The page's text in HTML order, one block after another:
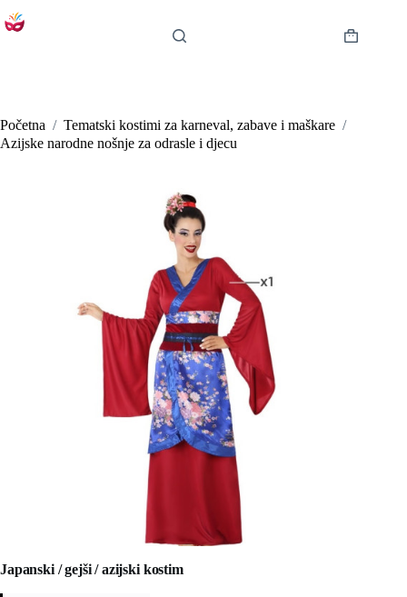
na
Košarica
Početna / Tematski kostimi za karneval, zabave i maškare /
Azijske narodne nošnje za odrasle i djecu
Japanski / gejši / azijski kostim